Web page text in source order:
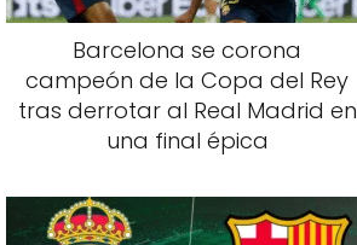
Barcelona se corona
campeón de la Copa del Rey
tras derrotar al Real Madrid en
una final épica